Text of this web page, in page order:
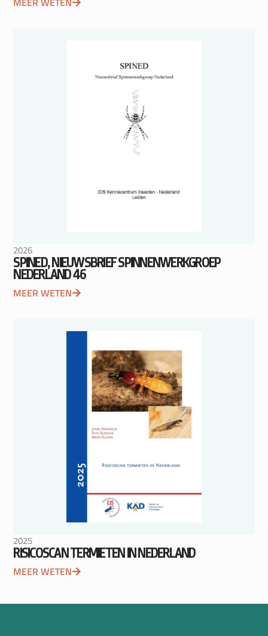
2026
SPINED, NIEUWSBRIEF SPINNENWERKGROEP
NEDERLAND 46
MEER WETEN
2025
RISICOSCAN TERMIETEN IN NEDERLAND
MEER WETEN